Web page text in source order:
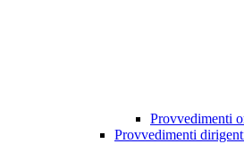
Provvedimenti
Provvedimenti